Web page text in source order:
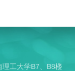
工大学B7、B8楼